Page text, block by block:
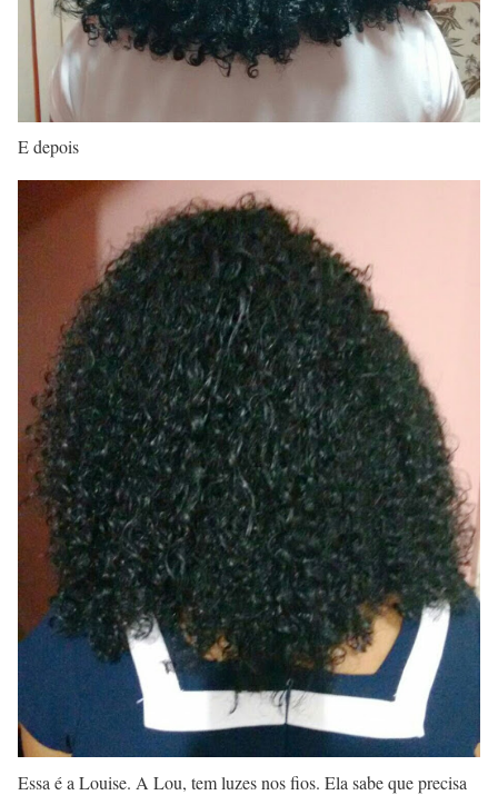
E depois
Essa é a Louise. A Lou, tem luzes nos fios. Ela sabe que precisa